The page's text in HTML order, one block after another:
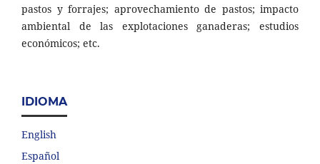
pastos y forrajes; aprovechamiento de pastos; impacto
ambiental de las explotaciones ganaderas; estudios
económicos; etc.
IDIOMA
English
Español